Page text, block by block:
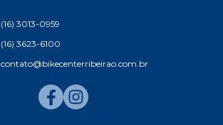
(16) 3013-0959
(16) 3623-6100
contato@bikecenterribeirao.com.br